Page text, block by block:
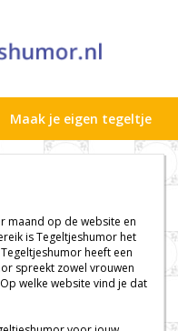
Maak je eigen tegeltje
maand op de website en
is Tegeltjeshumor het
heeft een
spreekt zowel vrouwen
welke website vind je dat